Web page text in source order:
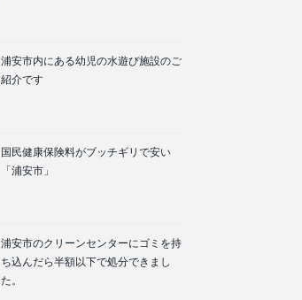
浦安市内にある幼児の水遊び施設のご
紹介です
国民健康保険料がブッチギリで安い
「浦安市」
浦安市のクリーンセンターにゴミを持
ち込んだら半額以下で処分できまし
た。